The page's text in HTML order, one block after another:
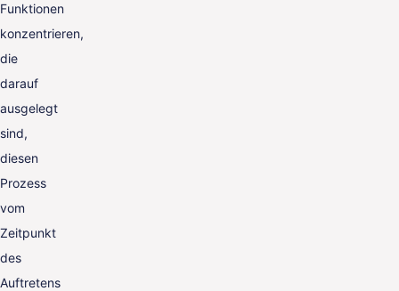
Funktionen
konzentrieren,
die
darauf
ausgelegt
sind,
diesen
Prozess
vom
Zeitpunkt
des
Auftretens